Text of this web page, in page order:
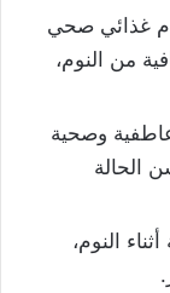
غذائي صحي
من النوم،
وصحية
الحالة
النوم،